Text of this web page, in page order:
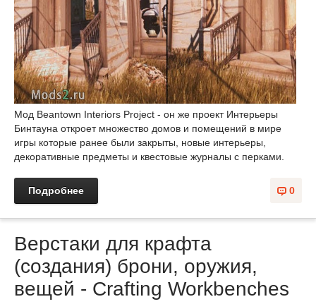
Мод Beantown Interiors Project - он же проект Интерьеры
Бинтауна откроет множество домов и помещений в мире
игры которые ранее были закрыты, новые интерьеры,
декоративные предметы и квестовые журналы с перками.
0
Подробнее
Верстаки для крафта
(создания) брони, оружия,
вещей - Crafting Workbenches